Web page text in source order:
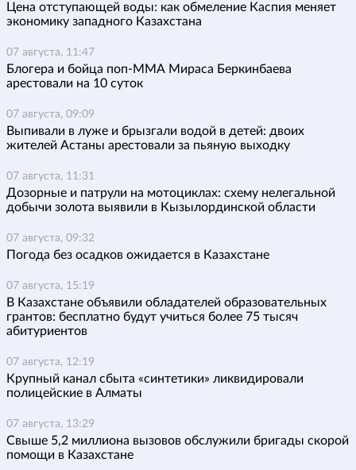
Цена отступающей воды: как обмеление Каспия меняет
экономику западного Казахстана
07 августа, 11:47
Блогера и бойца поп-ММА Мираса Беркинбаева
арестовали на 10 суток
07 августа, 09:09
Выпивали в луже и брызгали водой в детей: двоих
жителей Астаны арестовали за пьяную выходку
07 августа, 11:31
Дозорные и патрули на мотоциклах: схему нелегальной
добычи золота выявили в Кызылординской области
07 августа, 09:32
Погода без осадков ожидается в Казахстане
07 августа, 15:19
В Казахстане объявили обладателей образовательных
грантов: бесплатно будут учиться более 75 тысяч
абитуриентов
07 августа, 12:19
Крупный канал сбыта «синтетики» ликвидировали
полицейские в Алматы
07 августа, 13:29
Свыше 5,2 миллиона вызовов обслужили бригады скорой
помощи в Казахстане